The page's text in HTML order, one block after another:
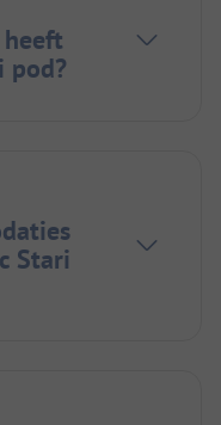
pod?
Stari